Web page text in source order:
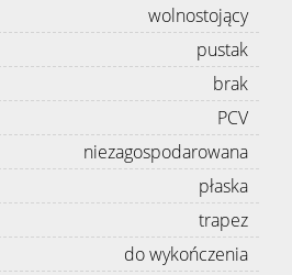
wolnostojący
pustak
brak
PCV
niezagospodarowana
płaska
trapez
do wykończenia